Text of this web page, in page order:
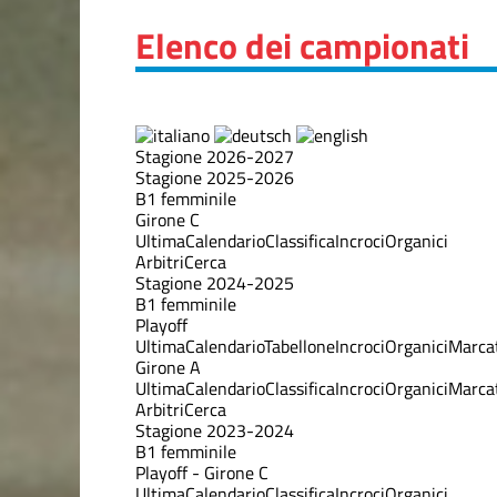
Elenco dei campionati
Stagione 2026-2027
Stagione 2025-2026
B1 femminile
Girone C
UltimaCalendarioClassificaIncrociOrganici
ArbitriCerca
Stagione 2024-2025
B1 femminile
Playoff
UltimaCalendarioTabelloneIncrociOrganici
Girone A
UltimaCalendarioClassificaIncrociOrganici
ArbitriCerca
Stagione 2023-2024
B1 femminile
Playoff - Girone C